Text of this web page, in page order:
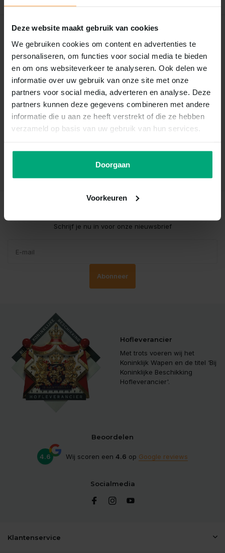
Deze website maakt gebruik van cookies
We gebruiken cookies om content en advertenties te
personaliseren, om functies voor social media te bieden
en om ons websiteverkeer te analyseren. Ook delen we
informatie over uw gebruik van onze site met onze
partners voor social media, adverteren en analyse. Deze
partners kunnen deze gegevens combineren met andere
informatie die u aan ze heeft verstrekt of die ze hebben
verzameld op basis van uw gebruik van hun services.
Doorgaan
Voorkeuren
Piet Vogel
Piet vogel swivel size 8 10
st
Vergelijk
€2,75
Schrijf je nu in voor onze nieuwsbrief
Abonneer
Hofleverancier
Met trots voeren wij het
Koninklijk Wapen en de titel ‘Bij
Koninklijke Beschikking
Hofleverancier'.
Beoordelen
4.6 Wij scoren een 4.6 op Google reviews
Socialmedia
Klantenservice